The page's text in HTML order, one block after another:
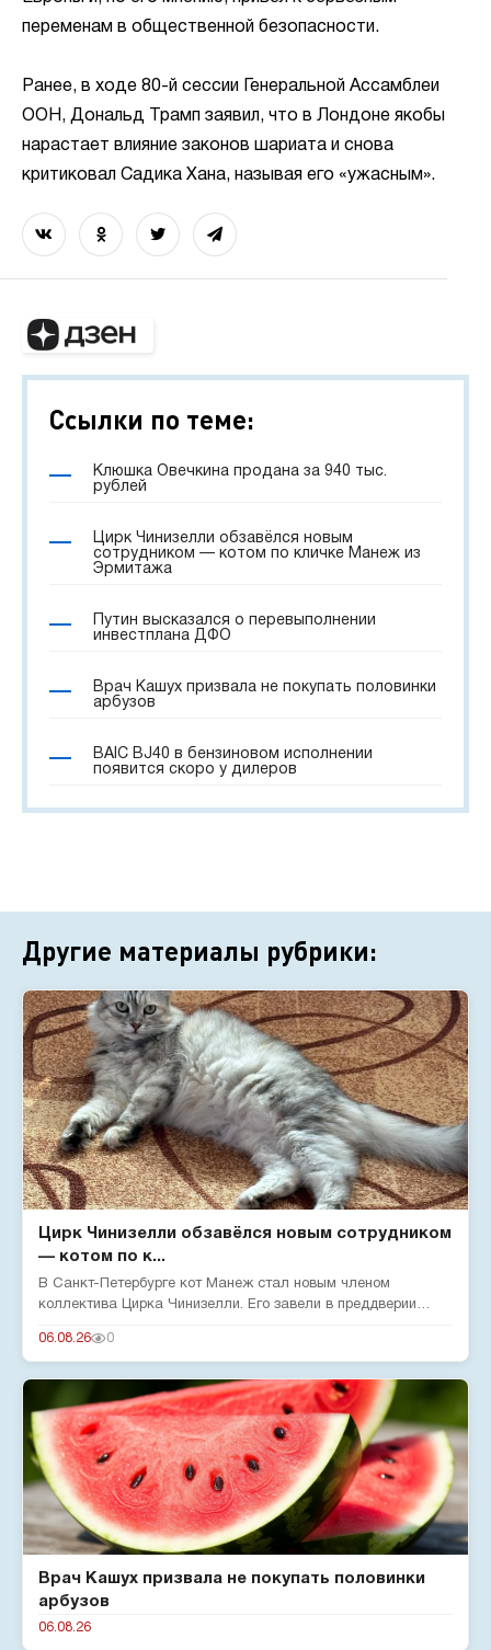
переменам в общественной безопасности.
Ранее, в ходе 80-й сессии Генеральной Ассамблеи
ООН, Дональд Трамп заявил, что в Лондоне якобы
нарастает влияние законов шариата и снова
критиковал Садика Хана, называя его «ужасным».
Ссылки по теме:
Клюшка Овечкина продана за 940 тыс.
рублей
Цирк Чинизелли обзавёлся новым
сотрудником — котом по кличке Манеж из
Эрмитажа
Путин высказался о перевыполнении
инвестплана ДФО
Врач Кашух призвала не покупать половинки
арбузов
BAIC BJ40 в бензиновом исполнении
появится скоро у дилеров
Другие материалы рубрики:
Цирк Чинизелли обзавёлся новым сотрудником
— котом по к...
В Санкт-Петербурге кот Манеж стал новым членом
коллектива Цирка Чинизелли. Его завели в преддверии
06.08.26 0
Врач Кашух призвала не покупать половинки
арбузов
06.08.26